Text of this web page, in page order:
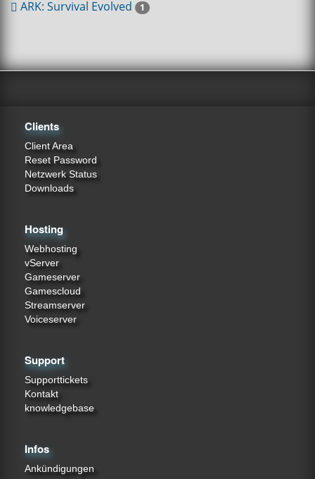
ARK: Survival Evolved 1
Clients
Client Area
Reset Password
Netzwerk Status
Downloads
Hosting
Webhosting
vServer
Gameserver
Gamescloud
Streamserver
Voiceserver
Support
Supporttickets
Kontakt
knowledgebase
Infos
Ankündigungen